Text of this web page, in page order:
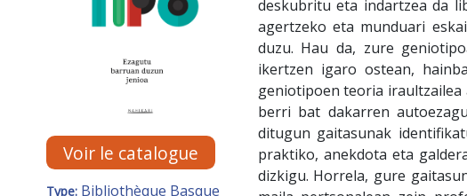
Voir le catalogue
Type: Bibliothèque Basque
deskubritu eta indartzea da
agertzeko eta munduari
duzu. Hau da, zure
ikertzen igaro ostean,
geniotipoen teoria
berri bat dakarren
ditugun gaitasunak
praktiko, anekdota eta
dizkigu. Horrela, gure